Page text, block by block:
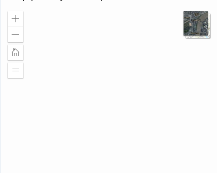
Збільшити
масштаб
Головна
сторінка
Розширити